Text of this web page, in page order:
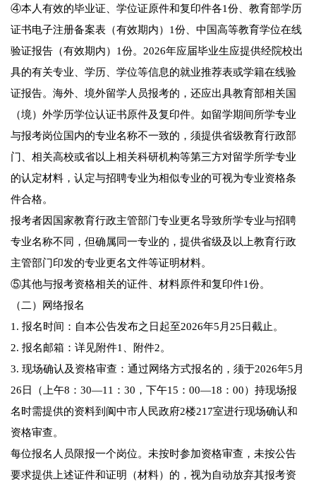
④本人有效的毕业证、学位证原件和复印件各1份、教育部学历
证书电子注册备案表（有效期内）1份、中国高等教育学位在线
验证报告（有效期内）1份。2026年应届毕业生应提供经院校出
具的有关专业、学历、学位等信息的就业推荐表或学籍在线验
证报告。海外、境外留学人员报考的，还应出具教育部相关国
（境）外学历学位认证书原件及复印件。如留学期间所学专业
与报考岗位国内的专业名称不一致的，须提供省级教育行政部
门、相关高校或省以上相关科研机构等第三方对留学所学专业
的认定材料，认定与招聘专业为相似专业的可视为专业资格条
件合格。
报考者因国家教育行政主管部门专业更名导致所学专业与招聘
专业名称不同，但确属同一专业的，提供省级及以上教育行政
主管部门印发的专业更名文件等证明材料。
⑤其他与报考资格相关的证件、材料原件和复印件1份。
（二）网络报名
1. 报名时间：自本公告发布之日起至2026年5月25日截止。
2. 报名邮箱：详见附件1、附件2。
3. 现场确认及资格审查：通过网络方式报名的，须于2026年5月
26日（上午8：30—11：30，下午15：00—18：00）持现场报
名时需提供的资料到阆中市人民政府2楼217室进行现场确认和
资格审查。
每位报名人员限报一个岗位。未按时参加资格审查，未按公告
要求提供上述证件和证明（材料）的，视为自动放弃其报考资